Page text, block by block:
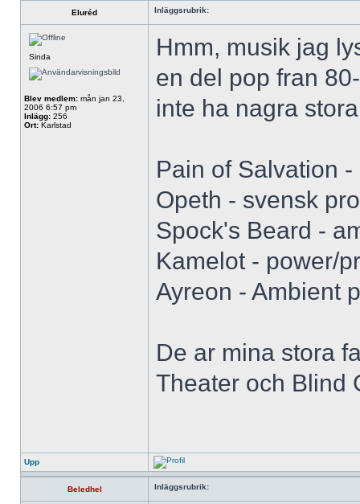
Eluréd Inläggsrubrik:
Sinda
Blev medlem: mån jan 23,
2006 6:57 pm
Inlägg: 256
Ort: Karlstad
Hmm, musik jag
en del pop fran
inte ha nagra
Pain of Salvation
Opeth - svensk
Spock's Beard -
Kamelot - power/
Ayreon - Ambient
De ar mina stora
Theater och Blind
Upp
Beledhel Inläggsrubrik: